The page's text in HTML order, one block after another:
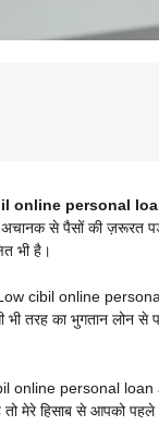
online personal
से पैसों की ज़रूरत
भी है।
Low cibil online
भी तरह का भुगतान लोन
online personal loan
मेरे हिसाब से आपको